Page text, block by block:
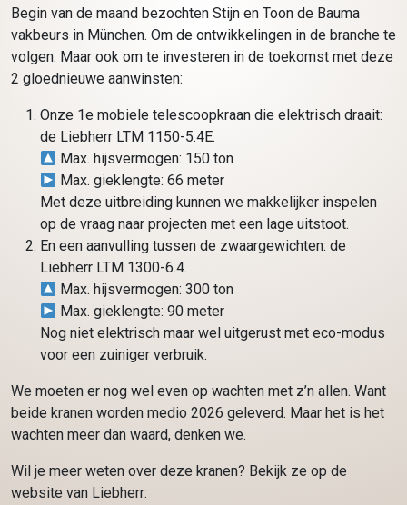
Begin van de maand bezochten Stijn en Toon de Bauma
vakbeurs in München. Om de ontwikkelingen in de branche te
volgen. Maar ook om te investeren in de toekomst met deze
2 gloednieuwe aanwinsten:
Onze 1e mobiele telescoopkraan die elektrisch draait:
de Liebherr LTM 1150-5.4E.
Max. hijsvermogen: 150 ton
Max. gieklengte: 66 meter
Met deze uitbreiding kunnen we makkelijker inspelen
op de vraag naar projecten met een lage uitstoot.
En een aanvulling tussen de zwaargewichten: de
Liebherr LTM 1300-6.4.
Max. hijsvermogen: 300 ton
Max. gieklengte: 90 meter
Nog niet elektrisch maar wel uitgerust met eco-modus
voor een zuiniger verbruik.
We moeten er nog wel even op wachten met z’n allen. Want
beide kranen worden medio 2026 geleverd. Maar het is het
wachten meer dan waard, denken we.
Wil je meer weten over deze kranen? Bekijk ze op de
website van Liebherr: